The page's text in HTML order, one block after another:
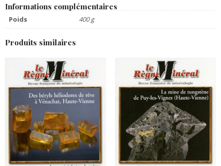
Informations complémentaires
Poids 400 g
Produits similaires